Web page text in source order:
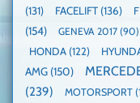
(131)
FACELIFT (136)
(154)
GENEVA 2017 (90)
HONDA (122)
AMG (150)
(239)
MOTORSPORT